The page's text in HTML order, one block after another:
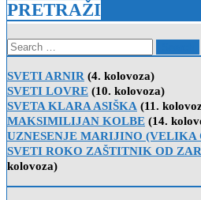
PRETRAŽI
Search
for:
SVETI ARNIR (4. kolovoza)
SVETI LOVRE (10. kolovoza)
SVETA KLARA ASIŠKA (11.
MAKSIMILIJAN KOLBE (14.
UZNESENJE MARIJINO (VELIKA
SVETI ROKO ZAŠTITNIK OD
kolovoza)